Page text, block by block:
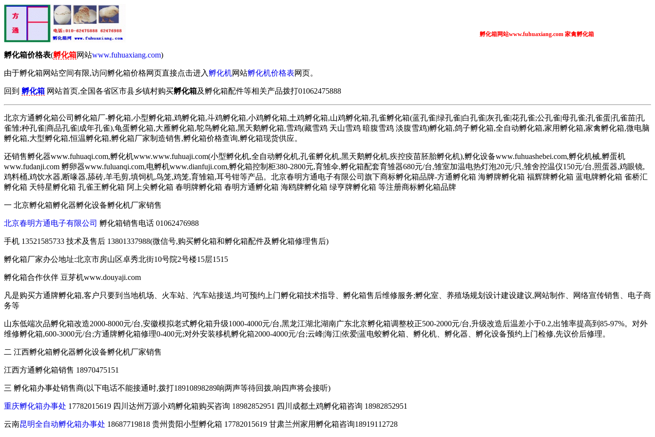
孵化箱网站www.fuhuaxiang.com 家禽孵化箱 全自动孵化箱 土鸡孵
孵化箱价格表(孵化箱网站www.fuhuaxiang.com)
由于孵化箱网站空间有限,访问孵化箱价格网页直接点击进入 孵化机网站孵化机价格表网页。
回到 孵化箱 网站首页,全国各省区市县乡镇村购买孵化箱及孵化箱配件等相关产品拨打01062475888
北京方通孵化箱公司孵化箱厂-孵化箱,小型孵化箱,鸡孵化箱,斗鸡孵化箱,小鸡孵化箱,土鸡孵化箱,山鸡孵化箱,孔雀孵化箱(蓝孔雀|绿孔雀|白孔雀|灰孔雀|花孔雀;公孔雀|母孔雀;孔雀蛋|孔雀苗|孔
雀雏;种孔雀|商品孔雀|成年孔雀),龟蛋孵化箱,大雁孵化箱,鸵鸟孵化箱,黑天鹅孵化箱,雪鸡(藏雪鸡 天山雪鸡 暗腹雪鸡 淡腹雪鸡)孵化箱,鸽子孵化箱,全自动孵化箱,家用孵化箱,家禽孵化箱,微电脑
孵化箱,大型孵化箱,恒温孵化箱,孵化箱厂家制造销售,孵化箱价格查询,孵化箱现货供应。
还销售孵化器www.fuhuaqi.com,孵化机www.www.fuhuaji.com(小型孵化机,全自动孵化机,孔雀孵化机,黑天鹅孵化机,疾控疫苗胚胎孵化机),孵化设备www.fuhuashebei.com,孵化机械,孵蛋机
www.fudanji.com 孵卵器www.fuluanqi.com,电孵机www.dianfuji.com,孵化箱控制柜380-2800元,育雏伞,孵化箱配套育雏器680元/台,雏室加温电热灯泡20元/只,雏舍控温仪150元/台,照蛋器,鸡眼镜,
鸡料桶,鸡饮水器,断喙器,舔砖,羊毛剪,填饲机,鸟笼,鸡笼,育雏箱,耳号钳等产品。北京春明方通电子有限公司旗下商标孵化箱品牌-方通孵化箱 海孵牌孵化箱 福辉牌孵化箱 蓝电牌孵化箱 雀桥汇
孵化箱 天特星孵化箱 孔雀王孵化箱 阿上尖孵化箱 春明牌孵化箱 春明方通孵化箱 海鸥牌孵化箱 绿亨牌孵化箱 等注册商标孵化箱品牌
一 北京孵化箱孵化器孵化设备孵化机厂家销售
北京春明方通电子有限公司 孵化箱销售电话 01062476988
手机 13521585733 技术及售后 13801337988(微信号,购买孵化箱和孵化箱配件及孵化箱修理售后)
孵化箱厂家办公地址:北京市房山区卓秀北街10号院2号楼15层1515
孵化箱合作伙伴 豆芽机www.douyaji.com
凡是购买方通牌孵化箱,客户只要到当地机场、火车站、汽车站接送,均可预约上门孵化箱技术指导、孵化箱售后维修服务;孵化室、养殖场规划设计建设建议,网站制作、网络宣传销售、电子商
务等
山东低端次品孵化箱改造2000-8000元/台,安徽模拟老式孵化箱升级1000-4000元/台,黑龙江湖北湖南广东北京孵化箱调整校正500-2000元/台,升级改造后温差小于0.2,出雏率提高到85-97%。对外
维修孵化箱,600-3000元/台;方通牌孵化箱修理0-400元;对外安装移机孵化箱2000-4000元/台;云峰|海江|依爱|蓝电蛟孵化箱、孵化机、孵化器、孵化设备预约上门检修,先议价后修理。
二 江西孵化箱孵化器孵化设备孵化机厂家销售
江西方通孵化箱销售 18970475151
三 孵化箱办事处销售商(以下电话不能接通时,拨打18910898289响两声等待回拨,响四声将会接听)
重庆孵化箱办事处 17782015619 四川达州万源小鸡孵化箱购买咨询 18982852951 四川成都土鸡孵化箱咨询 18982852951
云南昆明全自动孵化箱办事处 18687719818 贵州贵阳小型孵化箱 17782015619 甘肃兰州家用孵化箱咨询18919112728